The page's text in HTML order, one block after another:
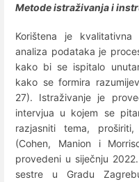
Metode istraživanja i
Korištena je kvalitativna
analiza podataka je
kako bi se ispitalo
kako se formira
27). Istraživanje je
intervjua u kojem se
razjasniti tema,
(Cohen, Manion i
provedeni u siječnju
sestre u Gradu